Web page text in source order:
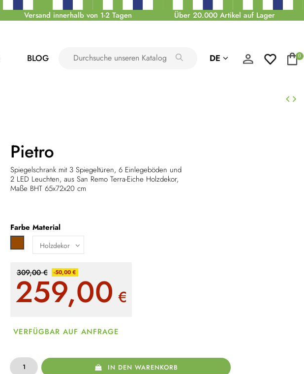
Versand innerhalb von 1-2 Tagen Über 20.000 Artikel auf Lager
BLOG DE 0
Pietro
Spiegelschrank mit 3 Spiegeltüren, 6 Einlegeböden und
2 LED Leuchten, aus San Remo Terra-Eiche Holzdekor,
Maße BHT 65x72x20 cm
Farbe Material
309,00 € -50,00 €
259,00 €
VERFÜGBAR AUF ANFRAGE
IN DEN WARENKORB